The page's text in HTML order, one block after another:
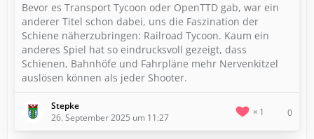
Bevor es Transport Tycoon oder OpenTTD gab, war ein
anderer Titel schon dabei, uns die Faszination der
Schiene näherzubringen: Railroad Tycoon. Kaum ein
anderes Spiel hat so eindrucksvoll gezeigt, dass
Schienen, Bahnhöfe und Fahrpläne mehr Nervenkitzel
auslösen können als jeder Shooter.
Stepke
26. September 2025 um 11:27
1 0